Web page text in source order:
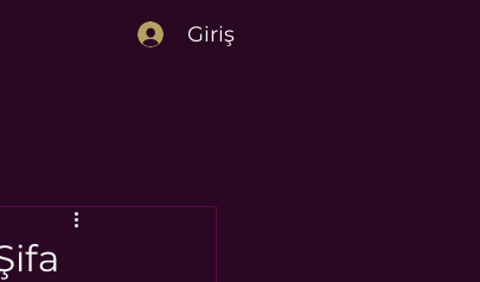
Giriş